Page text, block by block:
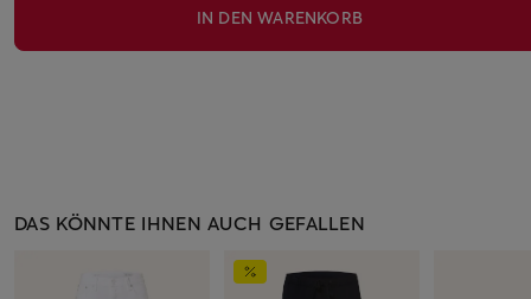
IN DEN WARENKORB
DAS KÖNNTE IHNEN AUCH GEFALLEN